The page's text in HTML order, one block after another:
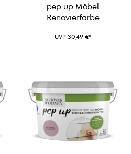
pep up Möbel
Renovierfarbe
UVP 30,49 €*